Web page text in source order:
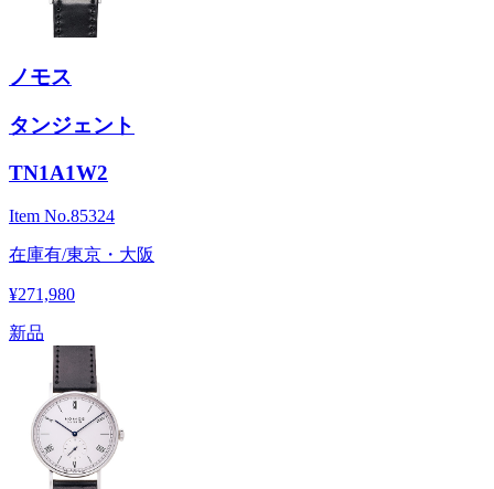
ノモス
タンジェント
TN1A1W2
Item No.85324
在庫有/東京・大阪
¥271,980
新品